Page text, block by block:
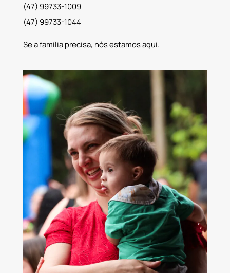
(47) 99733-1009
(47) 99733-1044
Se a família precisa, nós estamos aqui.